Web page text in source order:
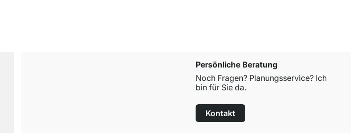
Persönliche Beratung
Noch Fragen? Planungsservice? Ich
bin für Sie da.
Kontakt